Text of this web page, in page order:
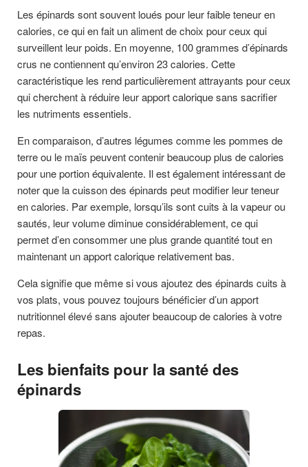
Les épinards sont souvent loués pour leur faible teneur en
calories, ce qui en fait un aliment de choix pour ceux qui
surveillent leur poids. En moyenne, 100 grammes d’épinards
crus ne contiennent qu’environ 23 calories. Cette
caractéristique les rend particulièrement attrayants pour ceux
qui cherchent à réduire leur apport calorique sans sacrifier
les nutriments essentiels.
En comparaison, d’autres légumes comme les pommes de
terre ou le maïs peuvent contenir beaucoup plus de calories
pour une portion équivalente. Il est également intéressant de
noter que la cuisson des épinards peut modifier leur teneur
en calories. Par exemple, lorsqu’ils sont cuits à la vapeur ou
sautés, leur volume diminue considérablement, ce qui
permet d’en consommer une plus grande quantité tout en
maintenant un apport calorique relativement bas.
Cela signifie que même si vous ajoutez des épinards cuits à
vos plats, vous pouvez toujours bénéficier d’un apport
nutritionnel élevé sans ajouter beaucoup de calories à votre
repas.
Les bienfaits pour la santé des
épinards